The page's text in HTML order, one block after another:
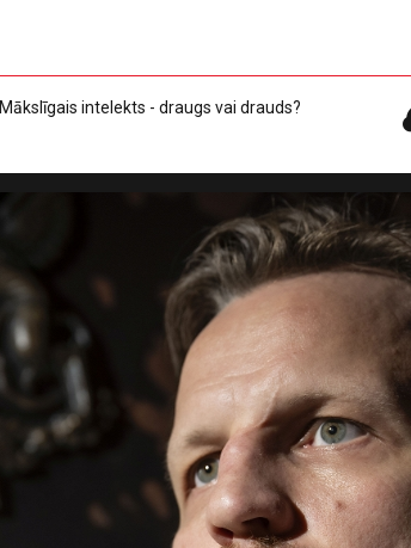
Mākslīgais intelekts - draugs vai drauds?